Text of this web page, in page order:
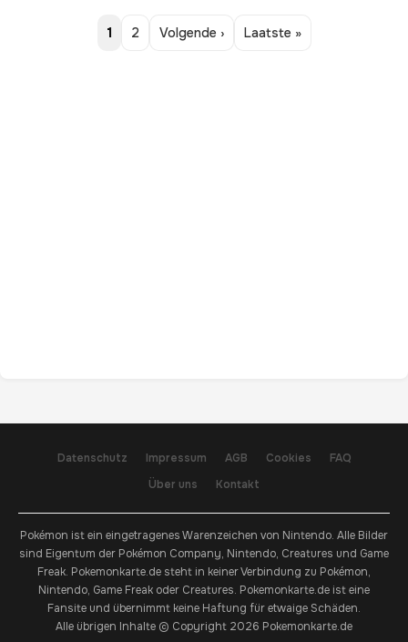
1 2 Volgende › Laatste »
Datenschutz Impressum AGB Cookies
FAQ
Über uns
Kontakt
Pokémon ist ein eingetragenes Warenzeichen von Nintendo. Alle Bilder
sind Eigentum der Pokémon Company, Nintendo, Creatures und Game
Freak. Pokemonkarte.de steht in keiner Verbindung zu Pokémon,
Nintendo, Game Freak oder Creatures. Pokemonkarte.de ist eine
Fansite und übernimmt keine Haftung für etwaige Schäden.
Alle übrigen Inhalte © Copyright 2026 Pokemonkarte.de